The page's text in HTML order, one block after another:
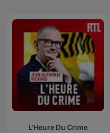
L'Heure Du Crime